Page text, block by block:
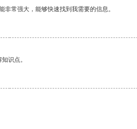
常强大，能够快速找到我需要的信息。
识点。